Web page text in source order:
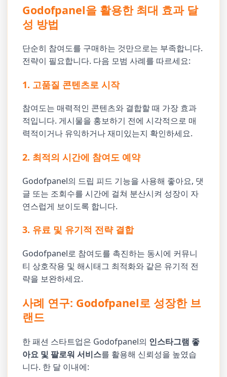
Godofpanel을 활용한 최대 효과 달
성 방법
단순히 참여도를 구매하는 것만으로는 부족합니다.
전략이 필요합니다. 다음 모범 사례를 따르세요:
1. 고품질 콘텐츠로 시작
참여도는 매력적인 콘텐츠와 결합할 때 가장 효과
적입니다. 게시물을 홍보하기 전에 시각적으로 매
력적이거나 유익하거나 재미있는지 확인하세요.
2. 최적의 시간에 참여도 예약
Godofpanel의 드립 피드 기능을 사용해 좋아요, 댓
글 또는 조회수를 시간에 걸쳐 분산시켜 성장이 자
연스럽게 보이도록 합니다.
3. 유료 및 유기적 전략 결합
Godofpanel로 참여도를 촉진하는 동시에 커뮤니
티 상호작용 및 해시태그 최적화와 같은 유기적 전
략을 보완하세요.
사례 연구: Godofpanel로 성장한 브
랜드
한 패션 스타트업은 Godofpanel의 인스타그램 좋
아요 및 팔로워 서비스를 활용해 신뢰성을 높였습
니다. 한 달 이내에: